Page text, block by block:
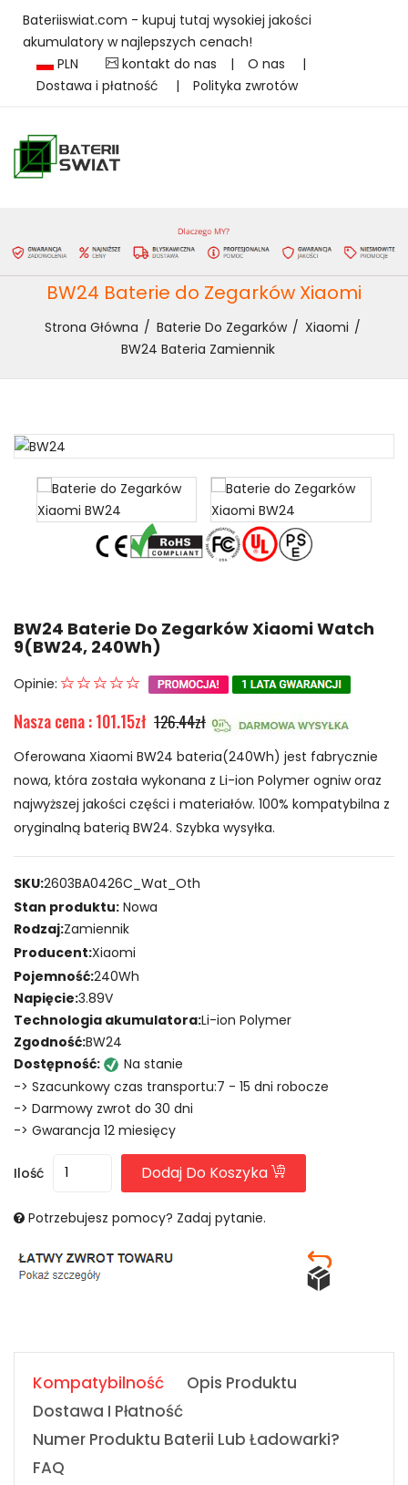
Bateriiswiat.com - kupuj tutaj wysokiej jakości
akumulatory w najlepszych cenach!
PLN
kontakt do nas | O nas
|
Dostawa i płatność
| Polityka zwrotów
BW24 Baterie do Zegarków Xiaomi
Strona Główna Baterie Do Zegarków
Xiaomi
BW24 Bateria Zamiennik
BW24 Baterie Do Zegarków Xiaomi Watch
9(BW24, 240Wh)
Opinie:
Nasza cena : 101.15zł 126.44zł
Oferowana Xiaomi BW24 bateria(240Wh) jest fabrycznie
nowa, która została wykonana z Li-ion Polymer ogniw oraz
najwyższej jakości części i materiałów. 100% kompatybilna z
oryginalną baterią BW24. Szybka wysyłka.
SKU:2603BA0426C_Wat_Oth
Stan produktu: Nowa
Rodzaj:Zamiennik
Producent:Xiaomi
Pojemność:240Wh
Napięcie:3.89V
Technologia akumulatora:Li-ion Polymer
Zgodność:BW24
Dostępność:
Na stanie
-> Szacunkowy czas transportu:7 - 15 dni robocze
-> Darmowy zwrot do 30 dni
-> Gwarancja 12 miesięcy
Ilość Dodaj Do Koszyka
Potrzebujesz pomocy? Zadaj pytanie.
Kompatybilność
Opis Produktu
Dostawa I Płatność
Numer Produktu Baterii Lub Ładowarki?
FAQ